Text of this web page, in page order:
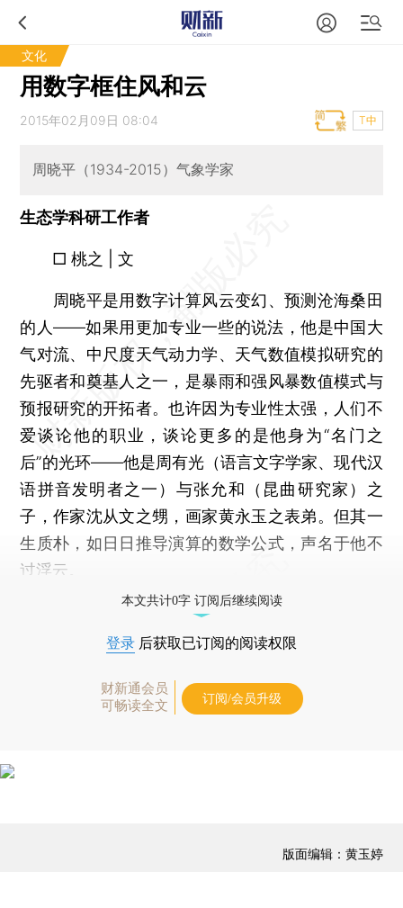
文化
用数字框住风和云
2015年02月09日 08:04 T中
周晓平（1934-2015）气象学家
生态学科研工作者
□ 桃之 | 文
周晓平是用数字计算风云变幻、预测沧海桑田
的人——如果用更加专业一些的说法，他是中国大
气对流、中尺度天气动力学、天气数值模拟研究的
先驱者和奠基人之一，是暴雨和强风暴数值模式与
预报研究的开拓者。也许因为专业性太强，人们不
爱谈论他的职业，谈论更多的是他身为“名门之
后”的光环——他是周有光（语言文字学家、现代汉
语拼音发明者之一）与张允和（昆曲研究家）之
子，作家沈从文之甥，画家黄永玉之表弟。但其一
生质朴，如日日推导演算的数学公式，声名于他不
过浮云。
本文共计0字 订阅后继续阅读
登录 后获取已订阅的阅读权限
财新通会员
可畅读全文
订阅/会员升级
版面编辑：黄玉婷